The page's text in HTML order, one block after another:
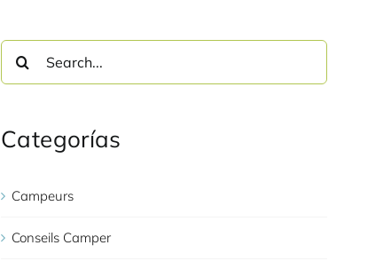
Search
Categorías
Campeurs
Conseils Camper